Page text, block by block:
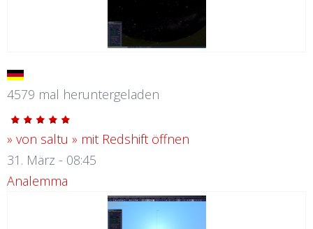
4579 mal heruntergeladen
» von saltu » mit Redshift öffnen
31. März - 08:45
Analemma